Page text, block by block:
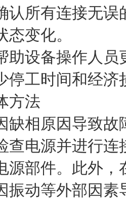
认所有连接无
变化。
助设备操作人
停工时间和经济
方法
缺相原因导致
查电源并进行
源部件。此外
振动等外部因